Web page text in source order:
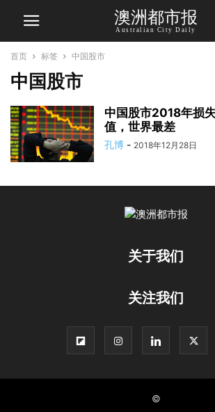
澳洲都市报
Australian City Daily
首页 标签 中国股市
中国股市
中国股市2018年损
值，世界最差
孔博 - 2018年12月28日
关于我们
关注我们
©